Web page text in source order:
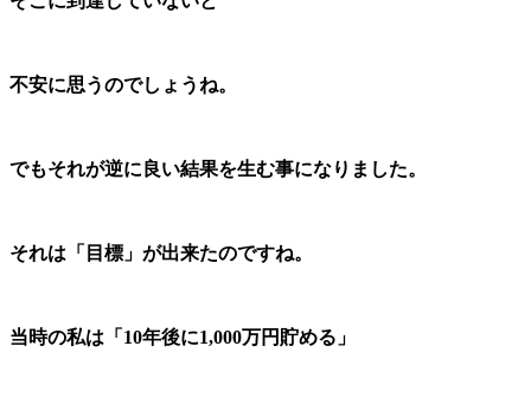
不安に思うのでしょうね。
でもそれが逆に良い結果を生む事になりました。
それは「目標」が出来たのですね。
当時の私は「10年後に1,000万円貯める」